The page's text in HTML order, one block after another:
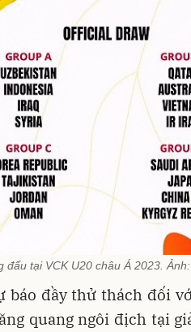
đấu tại VCK U20 châu Á 2023. Ảnh:
báo đầy thử thách đối
quang ngôi địch tại